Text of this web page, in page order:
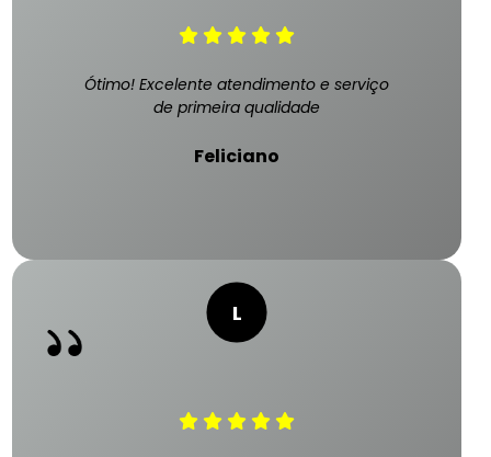
Ótimo! Excelente atendimento e serviço
de primeira qualidade
Feliciano